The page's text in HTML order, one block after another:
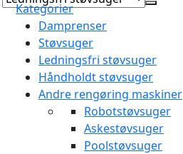
Kategorier
Damprenser
Støvsuger
Ledningsfri støvsuger
Håndholdt støvsuger
Andre rengøring maskiner
Robotstøvsuger
Askestøvsuger
Poolstøvsuger